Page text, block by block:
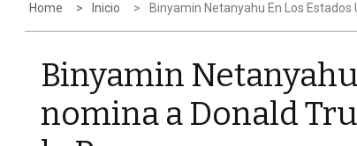
Home Inicio Binyamin Netanyahu En Los
Binyamin
nomina a Donald